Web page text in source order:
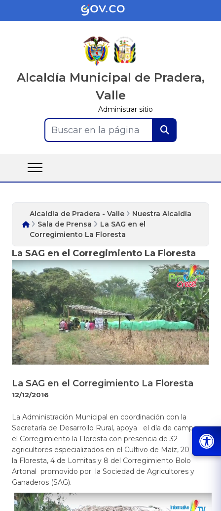
Alcaldía Municipal de Pradera,
Valle
Administrar sitio
Buscar en la página
Alcaldía de Pradera - Valle
Nuestra Alcaldía
Sala de Prensa
La SAG en el
Corregimiento La Floresta
La SAG en el Corregimiento La Floresta
La SAG en el Corregimiento La Floresta
12/12/2016
​​​​​​La Administración Municipal en coordinación con la
Secretaría de Desarrollo Rural, apoya el día de campo en
el Corregimiento la Floresta con presencia de 32
agricultores especializados en el Cultivo de Maíz, 20 de
la Floresta, 4 de Lomitas y 8 del Corregimiento Bolo
Artonal promovido por la Sociedad de Agricultores y
Ganaderos (SAG).